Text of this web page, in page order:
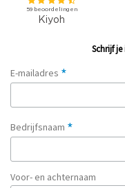
Schrijf
E-mailadres *
Bedrijfsnaam *
Voor- en achternaam